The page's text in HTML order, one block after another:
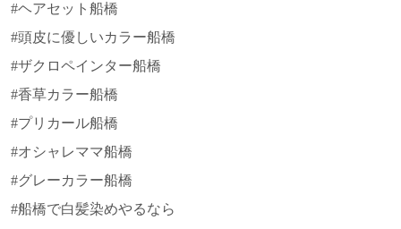
#ヘアセット船橋
#頭皮に優しいカラー船橋
#ザクロペインター船橋
#香草カラー船橋
#プリカール船橋
#オシャレママ船橋
#グレーカラー船橋
#船橋で白髪染めやるなら